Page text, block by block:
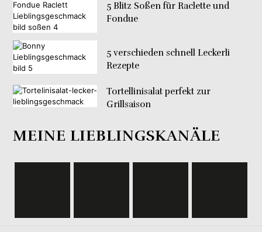
5 Blitz Soßen für Raclette und
Fondue
5 verschieden schnell Leckerli
Rezepte
Tortellinisalat perfekt zur
Grillsaison
MEINE LIEBLINGSKANÄLE